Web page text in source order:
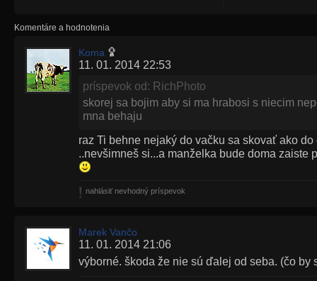
Komentáre a hodnotenia
Koma
11. 01. 2014 22:53
príspevok od: RichPhoto
skorej sa bojim aby si ma hrabosi s niecim
mna behaju
raz Ti behne nejaký do vačku sa skovať ako
..nevšimneš si...a manželka bude doma zaiste
nahlásiť nevhodný príspevok
Marek Vančo
11. 01. 2014 21:06
výborné. škoda že nie sú ďalej od seba. (čo by